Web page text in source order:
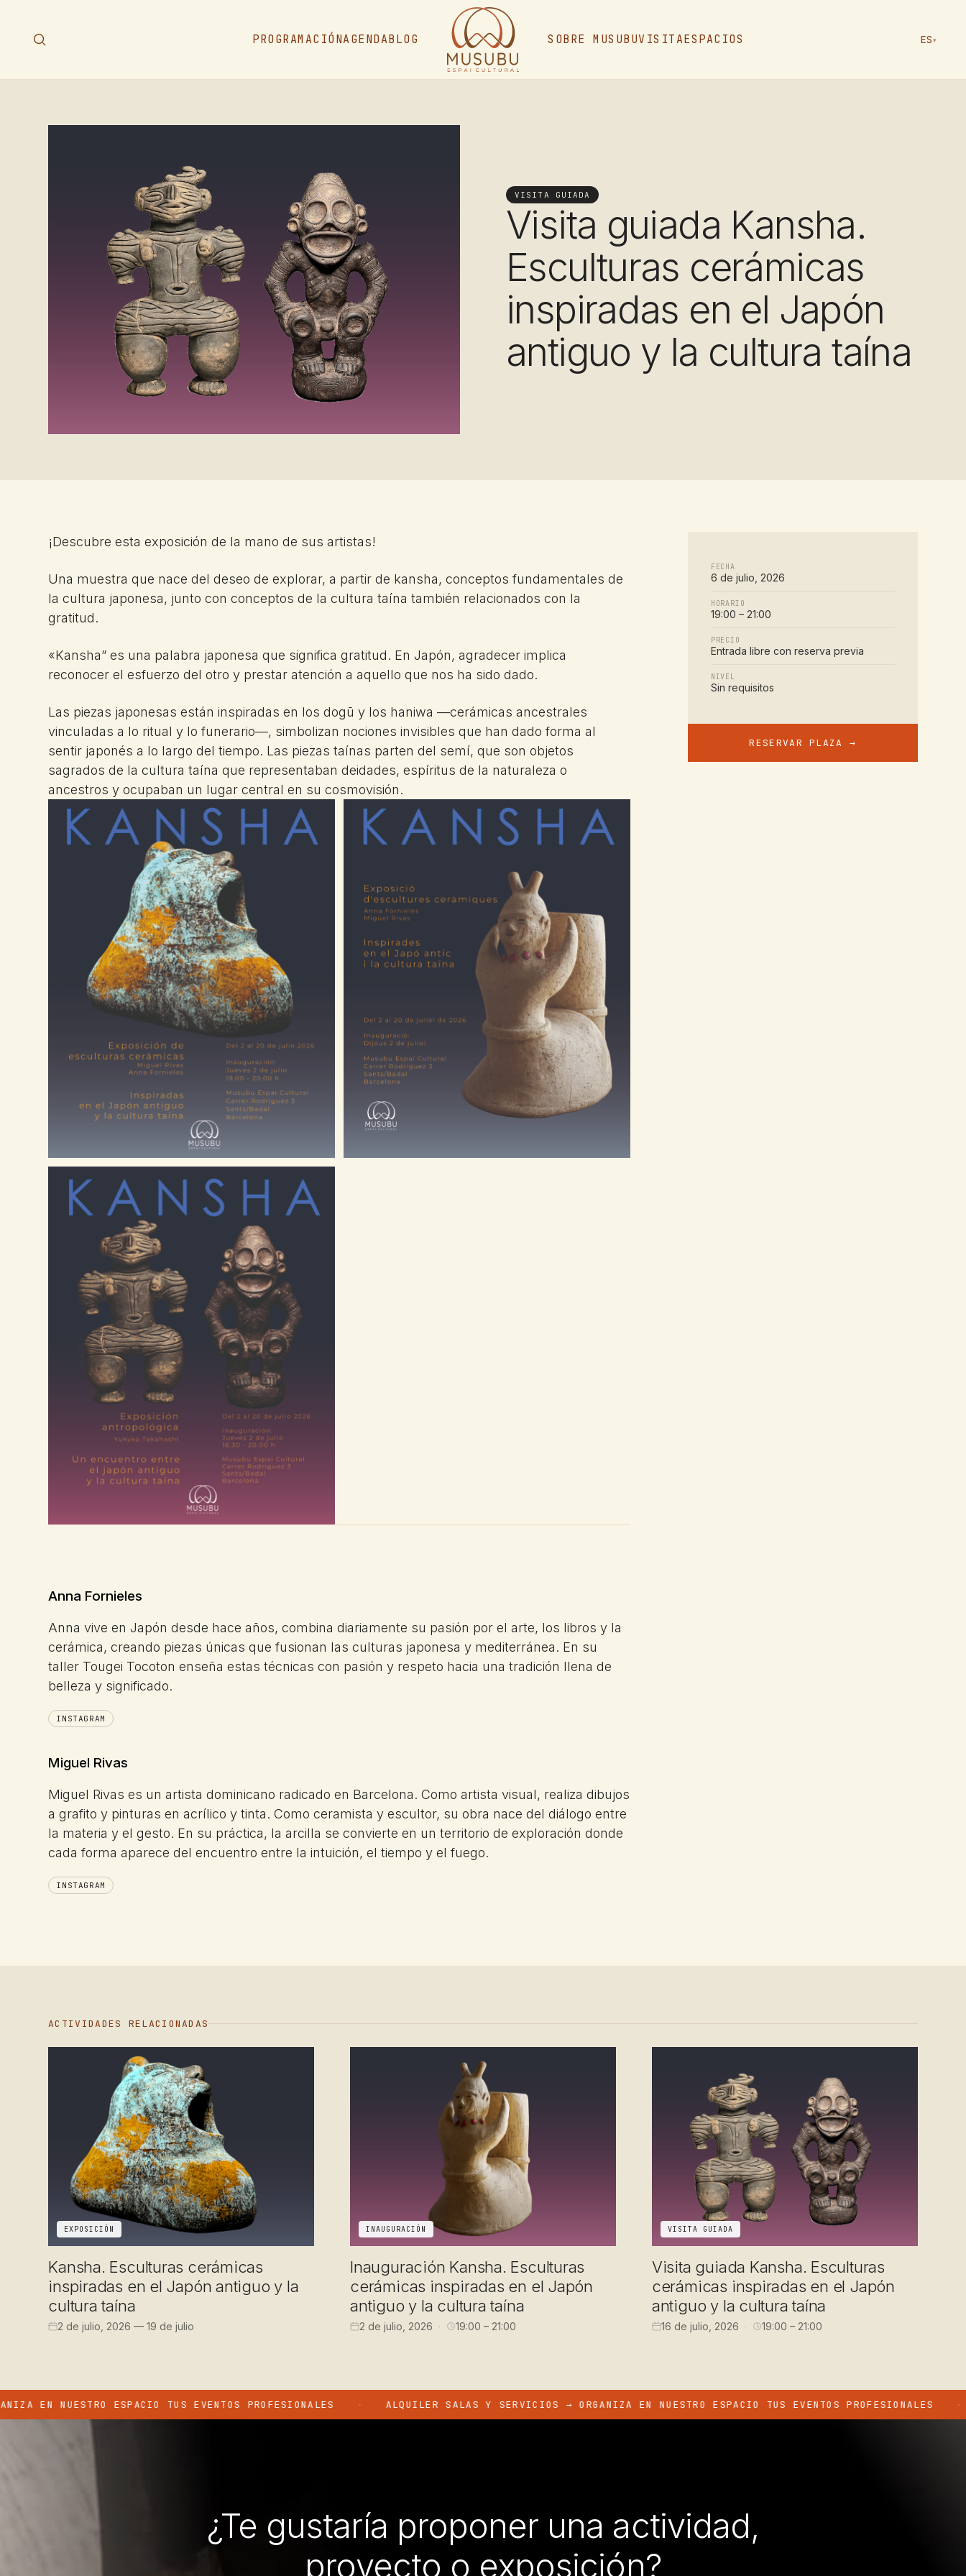
PROGRAMACIÓNAGENDABLOG SOBRE MUSUBUVISITAESPACIOS ES▾
VISITA GUIADA
Visita guiada Kansha.
Esculturas cerámicas
inspiradas en el Japón
antiguo y la cultura taína
¡Descubre esta exposición de la mano de sus artistas!
Una muestra que nace del deseo de explorar, a partir de kansha, conceptos fundamentales de
la cultura japonesa, junto con conceptos de la cultura taína también relacionados con la
gratitud.
«Kansha” es una palabra japonesa que significa gratitud. En Japón, agradecer implica
reconocer el esfuerzo del otro y prestar atención a aquello que nos ha sido dado.
Las piezas japonesas están inspiradas en los dogū y los haniwa —cerámicas ancestrales
vinculadas a lo ritual y lo funerario—, simbolizan nociones invisibles que han dado forma al
sentir japonés a lo largo del tiempo. Las piezas taínas parten del semí, que son objetos
sagrados de la cultura taína que representaban deidades, espíritus de la naturaleza o
ancestros y ocupaban un lugar central en su cosmovisión.
Anna Fornieles
Anna vive en Japón desde hace años, combina diariamente su pasión por el arte, los libros y la
cerámica, creando piezas únicas que fusionan las culturas japonesa y mediterránea. En su
taller Tougei Tocoton enseña estas técnicas con pasión y respeto hacia una tradición llena de
belleza y significado.
INSTAGRAM
Miguel Rivas
Miguel Rivas es un artista dominicano radicado en Barcelona. Como artista visual, realiza dibujos
a grafito y pinturas en acrílico y tinta. Como ceramista y escultor, su obra nace del diálogo entre
la materia y el gesto. En su práctica, la arcilla se convierte en un territorio de exploración donde
cada forma aparece del encuentro entre la intuición, el tiempo y el fuego.
INSTAGRAM
FECHA
6 de julio, 2026
HORARIO
19:00 – 21:00
PRECIO
Entrada libre con reserva previa
NIVEL
Sin requisitos
RESERVAR PLAZA →
ACTIVIDADES RELACIONADAS
EXPOSICIÓN
Kansha. Esculturas cerámicas
inspiradas en el Japón antiguo y la
cultura taína
2 de julio, 2026 — 19 de julio
INAUGURACIÓN
Inauguración Kansha. Esculturas
cerámicas inspiradas en el Japón
antiguo y la cultura taína
2 de julio, 2026 19:00 – 21:00
VISITA GUIADA
Visita guiada Kansha. Esculturas
cerámicas inspiradas en el Japón
antiguo y la cultura taína
16 de julio, 2026 19:00 – 21:00
ESPACIO TUS EVENTOS PROFESIONALES · ALQUILER SALAS Y SERVICIOS → ORGANIZA EN NUESTRO ESPACIO TUS EVENTOS PROFESIONALES ·
¿Te gustaría proponer una actividad,
proyecto o exposición?